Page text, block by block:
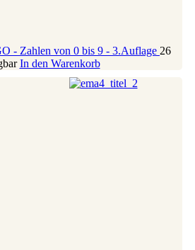
- Zahlen von 0 bis 9 - 3.Auflage 26
In den Warenkorb